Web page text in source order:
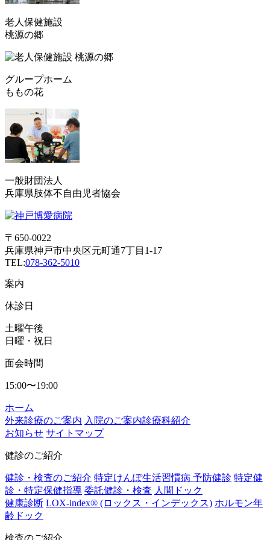
老人保健施設
桃源の郷
グループホーム
ももの花
一般財団法人
兵庫県肢体不自由児者協会
〒650-0022
兵庫県神戸市中央区元町通7丁目1-17
TEL:078-362-5010
案内
休診日
土曜午後
日曜・祝日
面会時間
15:00〜19:00
ホーム
外来診療のご案内 入院のご案内診療科紹介
お知らせ サイトマップ
健診のご紹介
健診・検査のご紹介 特定けんぽ生活習慣病 予防健診 特定健
診・特定保健指導 委託健診・検査 人間ドック
健康診断 LOX-index® (ロックス・インデックス)​ ホルモン年
齢ドック